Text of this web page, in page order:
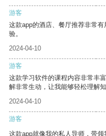
游客
这款app的酒店、餐厅推荐非常
验。
2024-04-10
游客
这款学习软件的课程内容非常丰
解非常生动，让我能够轻松理解知
2024-04-10
游客
这款app就像我的私人导师，带领